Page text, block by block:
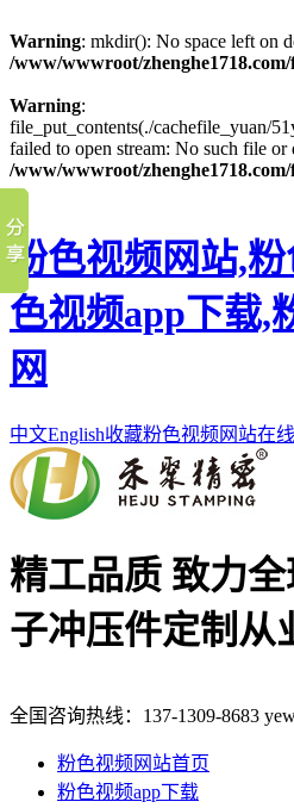
Warning: mkdir(): No space left on
/www/wwwroot/
Warning:
file_put_contents(./cachefile_yuan/
failed to open stream: No such file or
/www/wwwroot/
粉色视频网站,
色视频app下载,
网
中文English收藏粉色视频网站在
精工品质 致力
子冲压件定制从
全国咨询热线： 137-1309-8683
粉色视频网站首页
粉色视频app下载